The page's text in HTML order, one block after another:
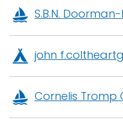
S.B.N. Doorman-
john
Cornelis Tromp